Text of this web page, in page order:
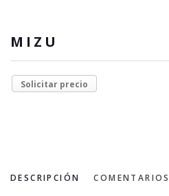
MIZU
Solicitar precio
DESCRIPCIÓN COMENTARIOS